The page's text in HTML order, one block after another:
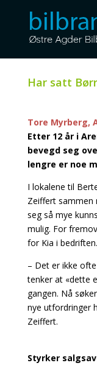
Har satt
Tore Myrberg,
Etter 12 år i
bevegd seg
lengre er noe
I lokalene til
Zeiffert sammen
seg så mye
mulig. For
for Kia i bedriften.
– Det er ikke
tenker at «dette
gangen. Nå
nye utfordringer
Zeiffert.
Styrker